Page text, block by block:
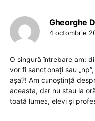
Gheorghe
4 octombrie
O singură întrebare am:
vor fi sancționați sau
așa?! Am cunoștință
aceasta, dar nu stau la
toată lumea, elevi și